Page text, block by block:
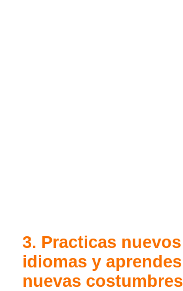
3. Practicas nuevos
idiomas y aprendes
nuevas costumbres